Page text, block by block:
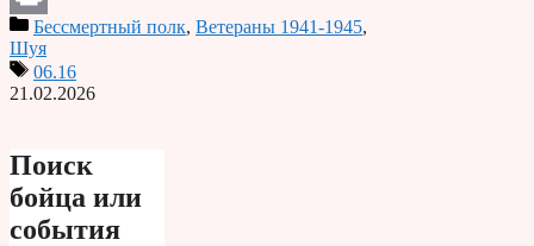
PrintБессмертный полк, Ветераны 1941-1945,
Шуя
06.16
21.02.2026
Поиск
бойца или
события